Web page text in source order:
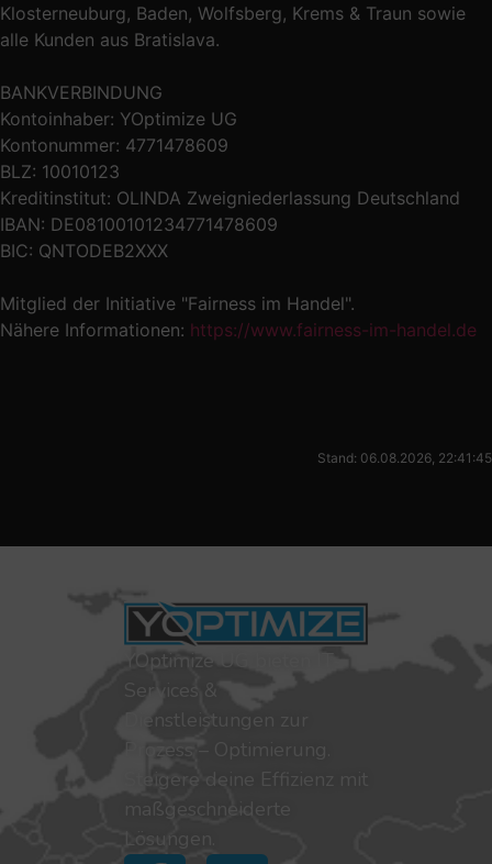
Klosterneuburg, Baden, Wolfsberg, Krems & Traun sowie
alle Kunden aus Bratislava.
BANKVERBINDUNG
Kontoinhaber: YOptimize UG
Kontonummer: 4771478609
BLZ: 10010123
Kreditinstitut: OLINDA Zweigniederlassung Deutschland
IBAN: DE08100101234771478609
BIC: QNTODEB2XXX
Mitglied der Initiative "Fairness im Handel".
Nähere Informationen: https://www.fairness-im-handel.de
Stand: 06.08.2026, 22:41:45
YOptimize UG bieten IT-
Services &
Dienstleistungen zur
Prozess – Optimierung.
Steigere deine Effizienz mit
maßgeschneiderte
Lösungen.